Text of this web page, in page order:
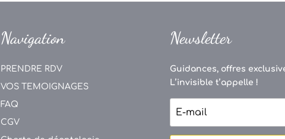
Navigation
PRENDRE RDV
VOS TEMOIGNAGES
FAQ
CGV
Newsletter
Guidances, offres
L’invisible t’appelle !